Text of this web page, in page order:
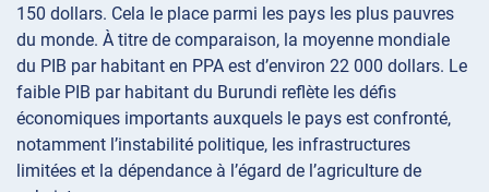
150 dollars. Cela le place parmi les pays les plus pauvres
du monde. À titre de comparaison, la moyenne mondiale
du PIB par habitant en PPA est d’environ 22 000 dollars. Le
faible PIB par habitant du Burundi reflète les défis
économiques importants auxquels le pays est confronté,
notamment l’instabilité politique, les infrastructures
limitées et la dépendance à l’égard de l’agriculture de